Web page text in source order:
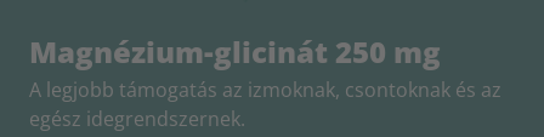
Magnézium-glicinát 250 mg
A legjobb támogatás az izmoknak, csontoknak és az
egész idegrendszernek.